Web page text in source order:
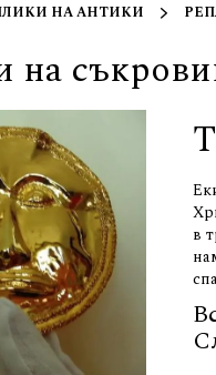
НА АНТИКИ
на
в